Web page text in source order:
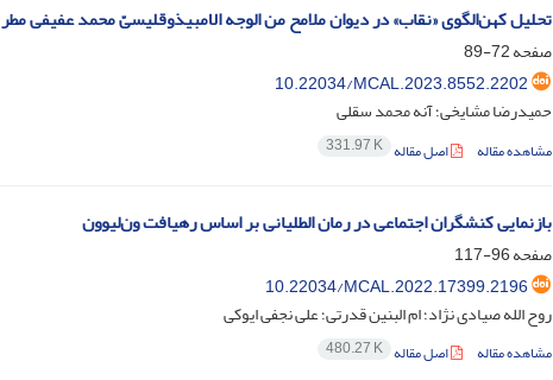
تحلیل کهن‌الگوی‌ «نقاب» در دیوان ملامح من الوجه الامبیذوقلیسیّ محمد عفیفی مطر
صفحه72-89
10.22034/MCAL.2023.8552.2202
حمیدرضا مشایخی؛ آنه محمد سقلی
مشاهده مقاله اصل مقاله 331.97 K
بازنمایی کنشگران اجتماعی در رمان الطلیانی بر اساس رهیافت ون‌لیوون
صفحه96-117
10.22034/MCAL.2022.17399.2196
روح الله صیادی نژاد؛ ام البنین قدرتی؛ علی نجفی ایوکی
مشاهده مقاله اصل مقاله 480.27 K